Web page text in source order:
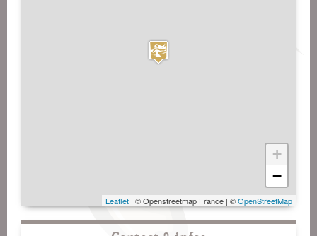
+
−
Leaflet | © Openstreetmap France | ©OpenStreetMap